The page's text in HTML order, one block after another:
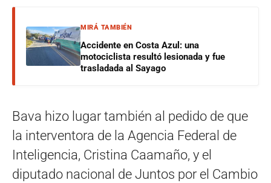
MIRÁ TAMBIÉN
Accidente en Costa Azul: una
motociclista resultó lesionada y fue
trasladada al Sayago
Bava hizo lugar también al pedido de que
la interventora de la Agencia Federal de
Inteligencia, Cristina Caamaño, y el
diputado nacional de Juntos por el Cambio